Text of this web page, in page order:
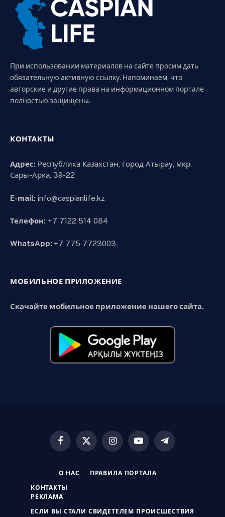
При использовании материалов на сайте просим дать
обязательную активную ссылку. Напоминаем, что
авторские и другие права на информационном портале
полностью защищены.
КОНТАКТЫ
Адрес: Республика Казахстан, город Атырау, мкр.
Сары-Арка, 39-22
E-mail: info@caspianlife.kz
Телефон: +7 7122 514 084
WhatsApp: +7 775 7723003
МОБИЛЬНОЕ ПРИЛОЖЕНИЕ
Скачайте мобильное приложение нашего сайта.
Facebook
X
InstagramYouTubeTelegram
О НАС ПРАВИЛА ПОРТАЛА
КОНТАКТЫ
РЕКЛАМА
ЕСЛИ ВЫ СТАЛИ СВИДЕТЕЛЕМ ПРОИСШЕСТВИЯ